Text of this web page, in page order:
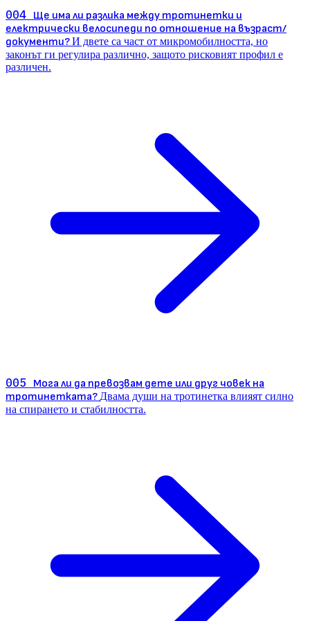
004 Ще има ли разлика между тротинетки и
електрически велосипеди по отношение на възраст/
документи?И двете са част от микромобилността, но
законът ги регулира различно, защото рисковият профил е
различен.
005 Мога ли да превозвам дете или друг човек на
тротинетката? Двама души на тротинетка влияят силно
на спирането и стабилността.